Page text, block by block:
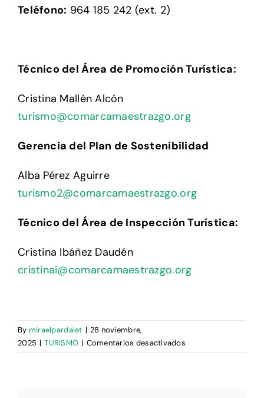
Contacto
Teléfono: 964 185 242 (ext. 2)
Técnico del Área de Promoción Turística:
Cristina Mallén Alcón
turismo@comarcamaestrazgo.org
Gerencia del Plan de Sostenibilidad
Alba Pérez Aguirre
turismo2@comarcamaestrazgo.org
Técnico del Área de Inspección Turística:
Cristina Ibáñez Daudén
cristinai@comarcamaestrazgo.org
By miraelpardalet | 28 noviembre,
2025 | TURISMO | Comentarios desactivados
¿CÓMO